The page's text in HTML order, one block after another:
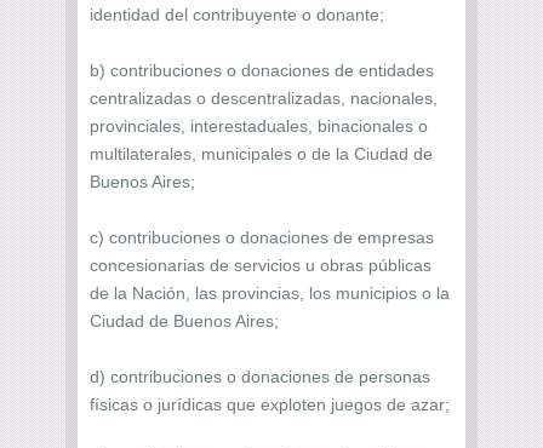
identidad del contribuyente o donante;
b) contribuciones o donaciones de entidades
centralizadas o descentralizadas, nacionales,
provinciales, interestaduales, binacionales o
multilaterales, municipales o de la Ciudad de
Buenos Aires;
c) contribuciones o donaciones de empresas
concesionarias de servicios u obras públicas
de la Nación, las provincias, los municipios o la
Ciudad de Buenos Aires;
d) contribuciones o donaciones de personas
físicas o jurídicas que exploten juegos de azar;